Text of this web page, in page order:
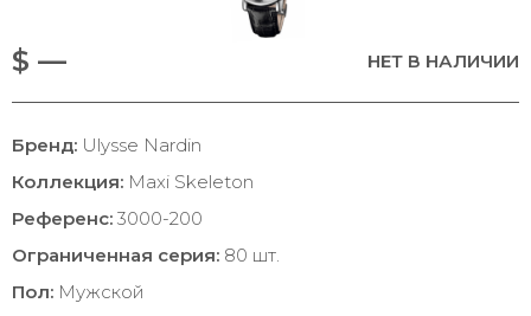
$ — НЕТ В НАЛИЧИИ
Бренд: Ulysse Nardin
Коллекция: Maxi Skeleton
Референс: 3000-200
Ограниченная серия: 80 шт.
Пол: Мужской